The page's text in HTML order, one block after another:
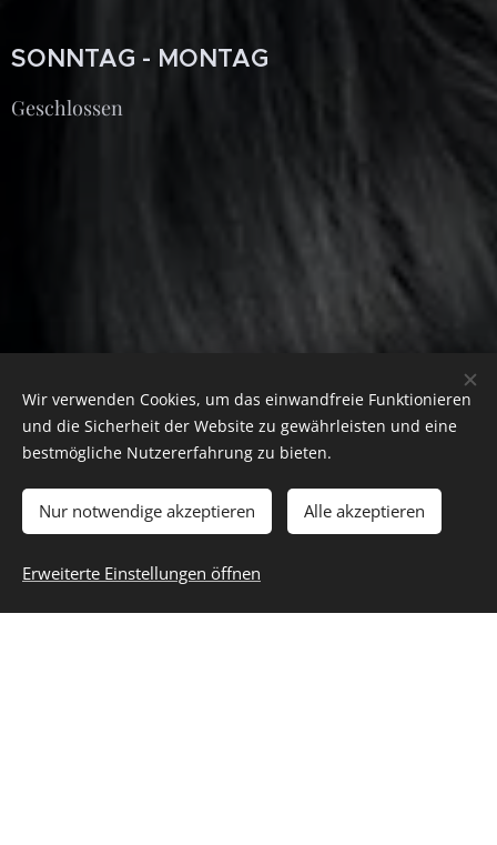
SONNTAG - MONTAG
Geschlossen
Wir verwenden Cookies, um das einwandfreie Funktionieren
und die Sicherheit der Website zu gewährleisten und eine
bestmögliche Nutzererfahrung zu bieten.
Nur notwendige akzeptieren Alle akzeptieren
Erweiterte Einstellungen öffnen